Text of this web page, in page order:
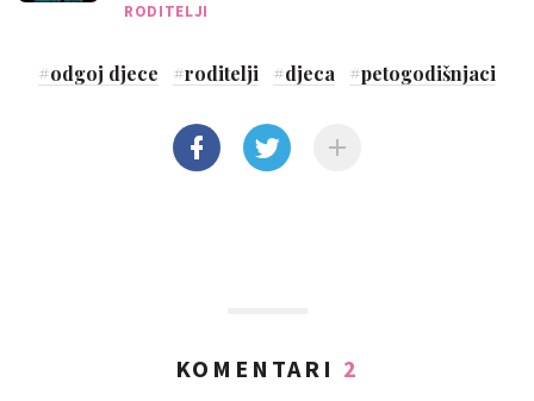
RODITELJI
#odgoj djece #roditelji #djeca #petogodišnjaci
KOMENTARI 2